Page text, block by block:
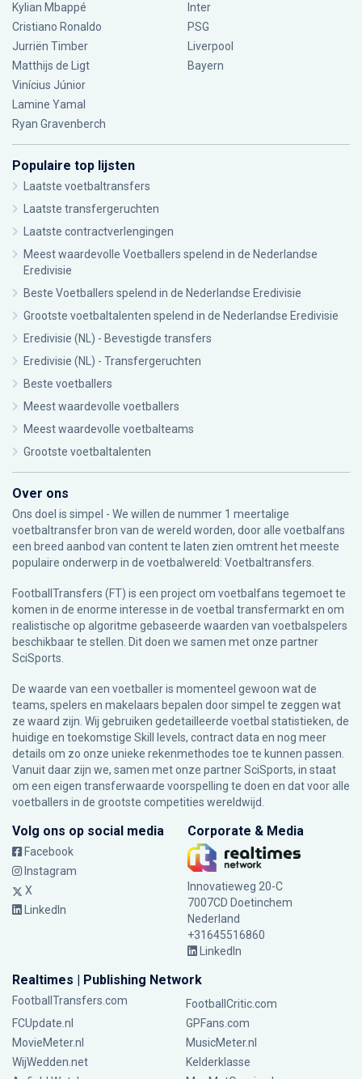
Kylian Mbappé
Cristiano Ronaldo
Jurriën Timber
Matthijs de Ligt
Vinícius Júnior
Lamine Yamal
Ryan Gravenberch
Inter
PSG
Liverpool
Bayern
Populaire top lijsten
Laatste voetbaltransfers
Laatste transfergeruchten
Laatste contractverlengingen
Meest waardevolle Voetballers spelend in de Nederlandse
Eredivisie
Beste Voetballers spelend in de Nederlandse Eredivisie
Grootste voetbaltalenten spelend in de Nederlandse Eredivisie
Eredivisie (NL) - Bevestigde transfers
Eredivisie (NL) - Transfergeruchten
Beste voetballers
Meest waardevolle voetballers
Meest waardevolle voetbalteams
Grootste voetbaltalenten
Over ons
Ons doel is simpel - We willen de nummer 1 meertalige
voetbaltransfer bron van de wereld worden, door alle voetbalfans
een breed aanbod van content te laten zien omtrent het meeste
populaire onderwerp in de voetbalwereld: Voetbaltransfers.
FootballTransfers (FT) is een project om voetbalfans tegemoet te
komen in de enorme interesse in de voetbal transfermarkt en om
realistische op algoritme gebaseerde waarden van voetbalspelers
beschikbaar te stellen. Dit doen we samen met onze partner
SciSports
De waarde van een voetballer is momenteel gewoon wat de
teams, spelers en makelaars bepalen door simpel te zeggen wat
ze waard zijn. Wij gebruiken gedetailleerde voetbal statistieken, de
huidige en toekomstige Skill levels, contract data en nog meer
details om zo onze unieke rekenmethodes toe te kunnen passen.
Vanuit daar zijn we, samen met onze partner SciSports, in staat
om een eigen transferwaarde voorspelling te doen en dat voor alle
voetballers in de grootste competities wereldwijd.
Volg ons op social media
Facebook
Instagram
X
LinkedIn
Corporate & Media
Innovatieweg 20-C
7007CD Doetinchem
Nederland
+31645516860
LinkedIn
Realtimes | Publishing Network
FootballTransfers.com
FootballCritic.com
FCUpdate.nl
GPFans.com
MovieMeter.nl
MusicMeter.nl
WijWedden.net
Kelderklasse